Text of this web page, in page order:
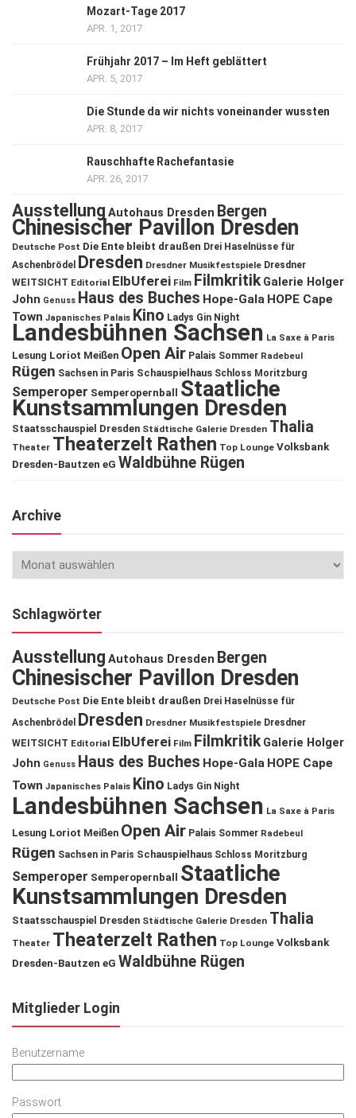
Mozart-Tage 2017
APR. 1, 2017
Frühjahr 2017 – Im Heft geblättert
APR. 5, 2017
Die Stunde da wir nichts voneinander wussten
APR. 8, 2017
Rauschhafte Rachefantasie
APR. 26, 2017
Ausstellung Autohaus Dresden Bergen
Chinesischer Pavillon Dresden
Deutsche Post Die Ente bleibt draußen Drei Haselnüsse für
Aschenbrödel
Dresden Dresdner Musikfestspiele Dresdner
WEITSICHT Editorial ElbUferei Film Filmkritik Galerie Holger
John Genuss Haus des Buches Hope-Gala HOPE Cape
Town Japanisches Palais Kino Ladys Gin Night
Landesbühnen Sachsen La Saxe à Paris
Lesung Loriot Meißen Open Air Palais Sommer Radebeul
Rügen Sachsen in Paris Schauspielhaus Schloss Moritzburg
Semperoper Semperopernball Staatliche
Kunstsammlungen Dresden
Staatsschauspiel Dresden Städtische Galerie Dresden Thalia
Theater Theaterzelt Rathen Top Lounge Volksbank
Dresden-Bautzen eG Waldbühne Rügen
Archive
Schlagwörter
Ausstellung Autohaus Dresden Bergen
Chinesischer Pavillon Dresden
Deutsche Post Die Ente bleibt draußen Drei Haselnüsse für
Aschenbrödel
Dresden Dresdner Musikfestspiele Dresdner
WEITSICHT Editorial ElbUferei Film Filmkritik Galerie Holger
John Genuss Haus des Buches Hope-Gala HOPE Cape
Town Japanisches Palais Kino Ladys Gin Night
Landesbühnen Sachsen La Saxe à Paris
Lesung Loriot Meißen Open Air Palais Sommer Radebeul
Rügen Sachsen in Paris Schauspielhaus Schloss Moritzburg
Semperoper Semperopernball
Staatliche
Kunstsammlungen Dresden
Staatsschauspiel Dresden Städtische Galerie Dresden Thalia
Theater Theaterzelt Rathen Top Lounge Volksbank
Dresden-Bautzen eG Waldbühne Rügen
Mitglieder Login
Benutzername
Passwort